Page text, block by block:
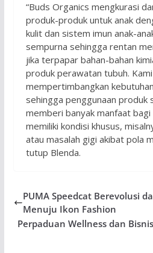
“Buds Organics mengkurasi
produk-produk untuk anak
kulit dan sistem imun anak-
sempurna sehingga rentan
jika terpapar bahan-bahan
produk perawatan tubuh.
mempertimbangkan
sehingga penggunaan produk
memberi banyak manfaat
memiliki kondisi khusus,
atau masalah gigi akibat pola
tutup Blenda.
PUMA Speedcat Berevolusi
Menuju Ikon Fashion
Perpaduan Wellness dan